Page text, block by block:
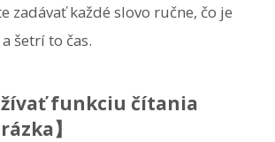
zadávať každé slovo ručne, čo je
šetrí to čas.
funkciu čítania
】